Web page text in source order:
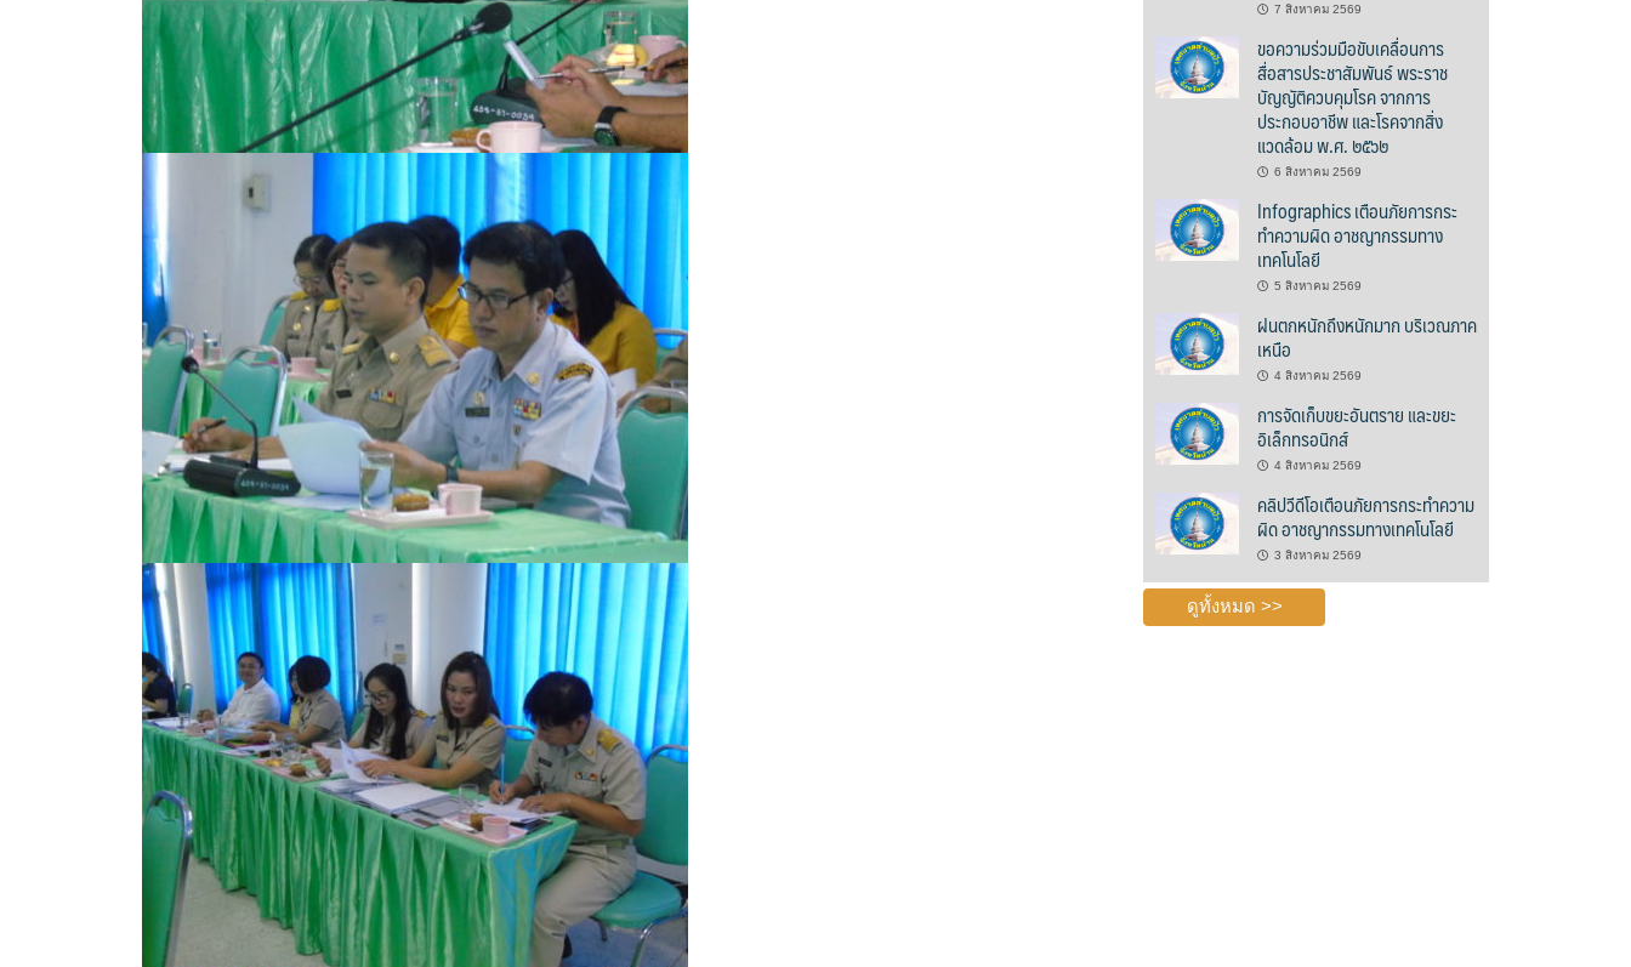
7 สิงหาคม 2569
ขอความร่วมมือขับเคลื่อนการ
สื่อสารประชาสัมพันธ์ พระราช
บัญญัติควบคุมโรค จากการ
ประกอบอาชีพ และโรคจากสิ่ง
แวดล้อม พ.ศ. ๒๕๖๒
6 สิงหาคม 2569
Infographics เตือนภัยการกระ
ทำความผิด อาชญากรรมทาง
เทคโนโลยี
5 สิงหาคม 2569
ฝนตกหนักถึงหนักมาก บริเวณภาค
เหนือ
4 สิงหาคม 2569
การจัดเก็บขยะอันตราย และขยะ
อิเล็กทรอนิกส์
4 สิงหาคม 2569
คลิปวีดีโอเตือนภัยการกระทำความ
ผิด อาชญากรรมทางเทคโนโลยี
3 สิงหาคม 2569
ดูทั้งหมด >>